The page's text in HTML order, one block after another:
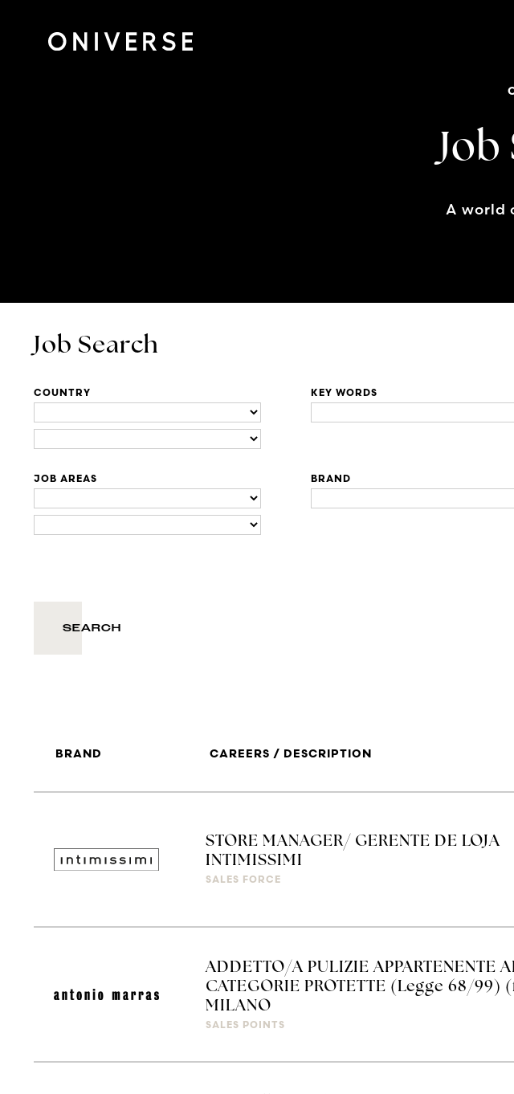
Job
A world
Job Search
COUNTRY KEY WORDS
JOB AREAS BRAND
BRAND CAREERS / DESCRIPTION
STORE MANAGER/ GERENTE DE LOJA
INTIMISSIMI
SALES FORCE
ADDETTO/A PULIZIE APPARTENENTE
CATEGORIE PROTETTE (Legge 68/99)
MILANO
SALES POINTS